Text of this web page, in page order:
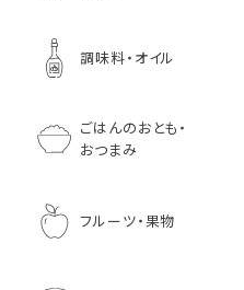
調味料・オイル
ごはんのおとも・
おつまみ
フルーツ・果物